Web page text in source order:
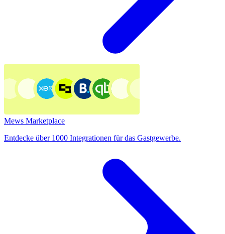
Mews Marketplace
Entdecke über 1000 Integrationen für das Gastgewerbe.